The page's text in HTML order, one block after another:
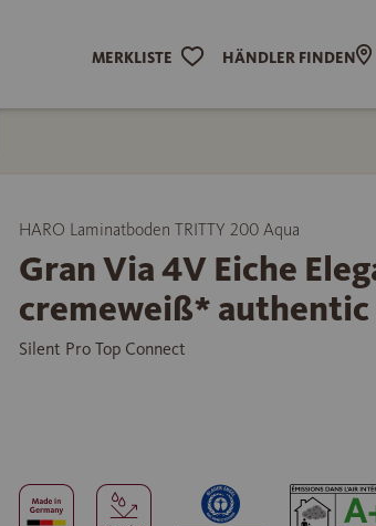
MERKLISTE HÄNDLER FINDEN
HARO Laminatboden TRITTY 200 Aqua
Gran Via 4V Eiche
cremeweiß* authentic
Silent Pro Top Connect